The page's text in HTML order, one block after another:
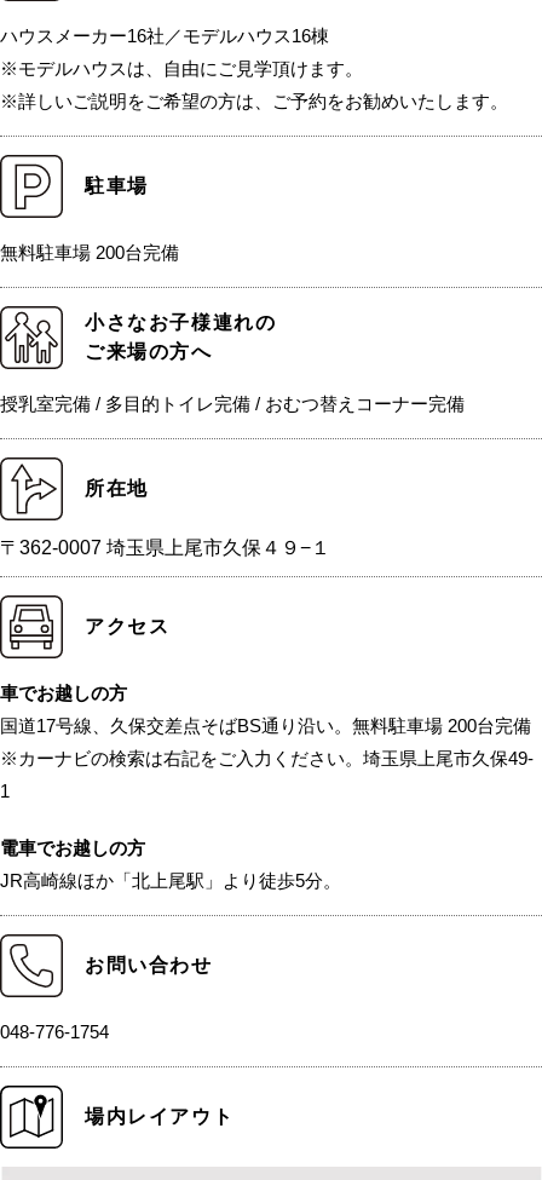
ハウスメーカー16社／モデルハウス16棟
※モデルハウスは、自由にご見学頂けます。
※詳しいご説明をご希望の方は、ご予約をお勧めいたします。
駐車場
無料駐車場 200台完備
小さなお子様連れの
ご来場の方へ
授乳室完備 / 多目的トイレ完備 / おむつ替えコーナー完備
所在地
〒362-0007 埼玉県上尾市久保４９−１
アクセス
車でお越しの方
国道17号線、久保交差点そばBS通り沿い。無料駐車場 200台完備
※カーナビの検索は右記をご入力ください。埼玉県上尾市久保49-
1
電車でお越しの方
JR高崎線ほか「北上尾駅」より徒歩5分。
お問い合わせ
048-776-1754
場内レイアウト